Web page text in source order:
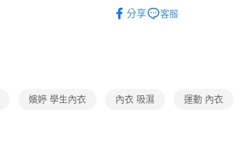
每筆NT$80，滿NT$1,000(含
每筆NT$80，滿NT$1,000(
【清涼一夏】正品滿2500省
分享 客服
嬪婷 學生內衣 內衣 吸濕 運動 內衣